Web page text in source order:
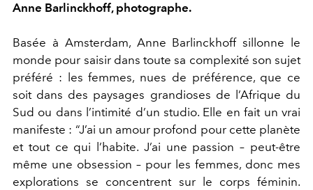
Anne Barlinckhoff, photographe.
Basée à Amsterdam, Anne Barlinckhoff sillonne le
monde pour saisir dans toute sa complexité son sujet
préféré : les femmes, nues de préférence, que ce
soit dans des paysages grandioses de l’Afrique du
Sud ou dans l’intimité d’un studio. Elle en fait un vrai
manifeste : “J’ai un amour profond pour cette planète
et tout ce qui l’habite. J’ai une passion – peut-être
même une obsession – pour les femmes, donc mes
explorations se concentrent sur le corps féminin.